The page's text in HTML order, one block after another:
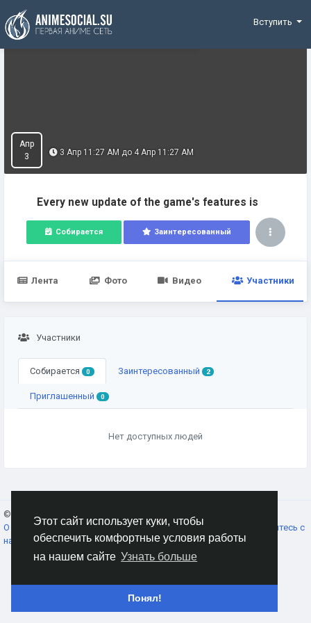
Этот сайт использует куки, чтобы
обеспечить комфортные условия работы
на нашем сайте Узнать больше
Понял!
Funding
Вступить
Апр
3
Every new update of the game's features is
3 Апр 11:27 AM до 4 Апр 11:27 AM
Собирается Заинтересованный
Лента Фото Видео Участники
Участники
Собирается 0 Заинтересованный 2
Приглашенный 0
Нет доступных людей
© 2026 AnimeSocial.SU - Первая аниме сеть!
О нас
Условия использования Конфиденциальность
Свяжитесь с
нами
Каталог